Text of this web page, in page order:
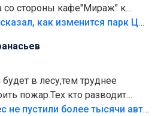
со стороны кафе"Мираж" к
доделать?А то бордюры
еще,видимо,часть
Глава Тольятти рассказал, как изменится парк Центрального района
в лесу,тем труднее
пожар.Тех кто разводит
штрафовать.Камер полно
В тольяттинский лес не пустили более тысячи автомобилей